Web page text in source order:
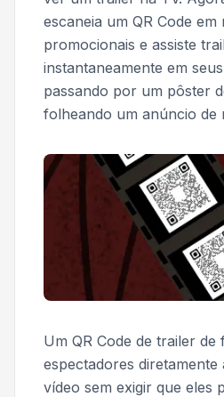
escaneia um QR Code em
promocionais e assiste
instantaneamente em
passando por um pôster
folheando um anúncio de
Um QR Code de trailer de
espectadores diretamente
vídeo sem exigir que eles